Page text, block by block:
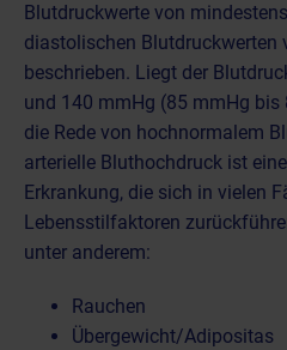
Blutdruckwerte von
diastolischen Blutdruckwerten
beschrieben. Liegt der
und 140 mmHg (85 mmHg
die Rede von hochnormalem
arterielle Bluthochdruck ist
Erkrankung, die sich in vielen
Lebensstilfaktoren
unter anderem:
Rauchen
Übergewicht/Adipositas